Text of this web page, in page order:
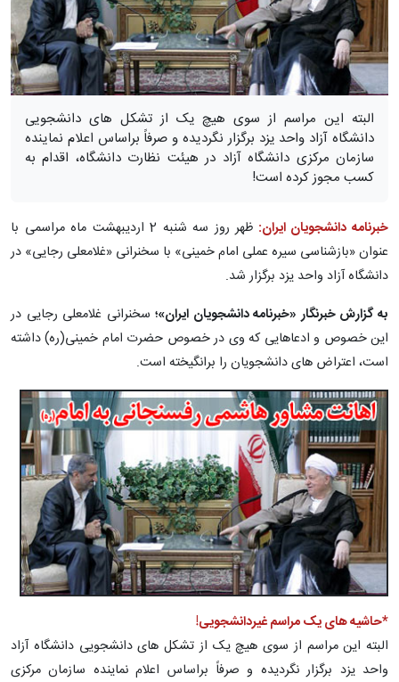
البته این مراسم از سوی هیچ یک از تشکل های دانشجویی
دانشگاه آزاد واحد یزد برگزار نگردیده و صرفاً براساس اعلام نماینده
سازمان مرکزی دانشگاه آزاد در هیئت نظارت دانشگاه، اقدام به
کسب مجوز کرده است!
خبرنامه دانشجویان ایران:
ظهر روز سه شنبه 2 اردیبهشت ماه مراسمی با
عنوان «بازشناسی سیره عملی امام خمینی» با سخنرانی «غلامعلی رجایی» در
دانشگاه آزاد واحد یزد برگزار شد.
به گزارش خبرنگار «خبرنامه دانشجویان ایران»؛سخنرانی غلامعلی رجایی در
این خصوص و ادعاهایی که وی در خصوص حضرت امام خمینی(ره) داشته
است، اعتراض های دانشجویان را برانگیخته است.
*حاشیه های یک مراسم غیردانشجویی!
البته این مراسم از سوی هیچ یک از تشکل های دانشجویی دانشگاه آزاد
واحد یزد برگزار نگردیده و صرفاً براساس اعلام نماینده سازمان مرکزی